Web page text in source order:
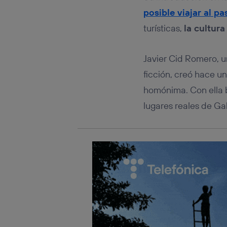
posible viajar al
turísticas, la
Javier Cid Romero,
ficción, creó hace
homónima. Con
lugares reales de
conecte
Si
Puedes
inferior
Para